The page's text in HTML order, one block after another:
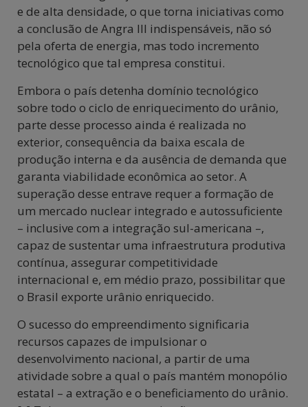
e de alta densidade, o que torna iniciativas como
a conclusão de Angra III indispensáveis, não só
pela oferta de energia, mas todo incremento
tecnológico que tal empresa constitui.
Embora o país detenha domínio tecnológico
sobre todo o ciclo de enriquecimento do urânio,
parte desse processo ainda é realizada no
exterior, consequência da baixa escala de
produção interna e da ausência de demanda que
garanta viabilidade econômica ao setor. A
superação desse entrave requer a formação de
um mercado nuclear integrado e autossuficiente
– inclusive com a integração sul-americana –,
capaz de sustentar uma infraestrutura produtiva
contínua, assegurar competitividade
internacional e, em médio prazo, possibilitar que
o Brasil exporte urânio enriquecido.
O sucesso do empreendimento significaria
recursos capazes de impulsionar o
desenvolvimento nacional, a partir de uma
atividade sobre a qual o país mantém monopólio
estatal – a extração e o beneficiamento do urânio.